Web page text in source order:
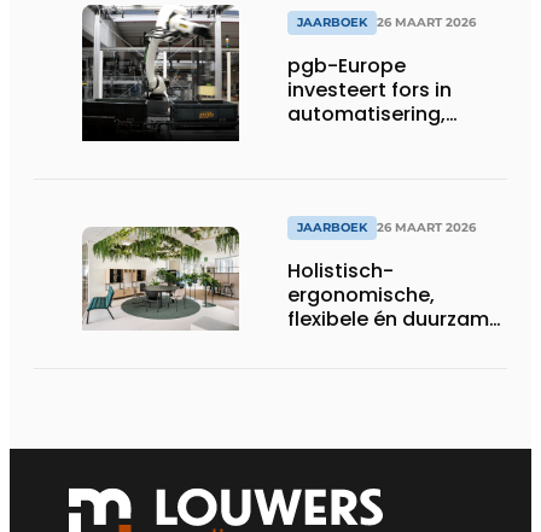
JAARBOEK 26 MAART 2026
pgb-Europe
investeert fors in
automatisering,
JAARBOEK 26 MAART 2026
Holistisch-
ergonomische,
flexibele én duurzame